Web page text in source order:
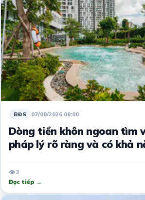
BĐS 07/08/2026 08:00
Dòng tiền khôn ngoan tìm
pháp lý rõ ràng và có khả
👁 2
Đọc tiếp →